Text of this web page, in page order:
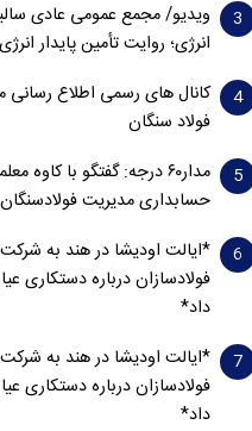
ویدیو/ مجمع عمومی عادی
انرژی؛ روایت تأمین پایدار
کانال های رسمی اطلاع رسانی
فولاد سنگان
مدار‌۶٠ درجه: گفتگو با کاوه
حسابداری مدیریت فولادسنگان
*ایالت اودیشا در هند به
فولادسازان درباره دستکاری
داد*
*ایالت اودیشا در هند به
فولادسازان درباره دستکاری
داد*